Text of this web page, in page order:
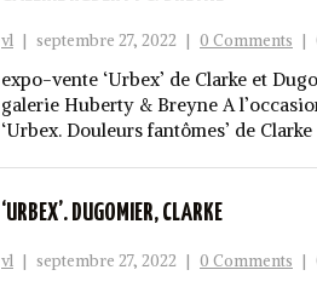
vl | septembre 27, 2022 | 0 Comments |
expo-vente ‘Urbex’ de Clarke et
galerie Huberty & Breyne A
‘Urbex. Douleurs fantômes’ de
‘URBEX’. DUGOMIER, CLARKE
vl | septembre 27, 2022 | 0 Comments |